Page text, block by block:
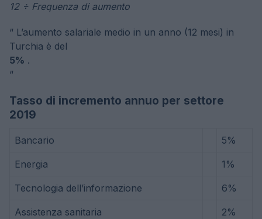
12 ÷ Frequenza di aumento
“ L’aumento salariale medio in un anno (12 mesi) in
Turchia è del
5% .
“
Tasso di incremento annuo per settore
2019
Bancario 5%
Energia 1%
Tecnologia dell’informazione 6%
Assistenza sanitaria 2%